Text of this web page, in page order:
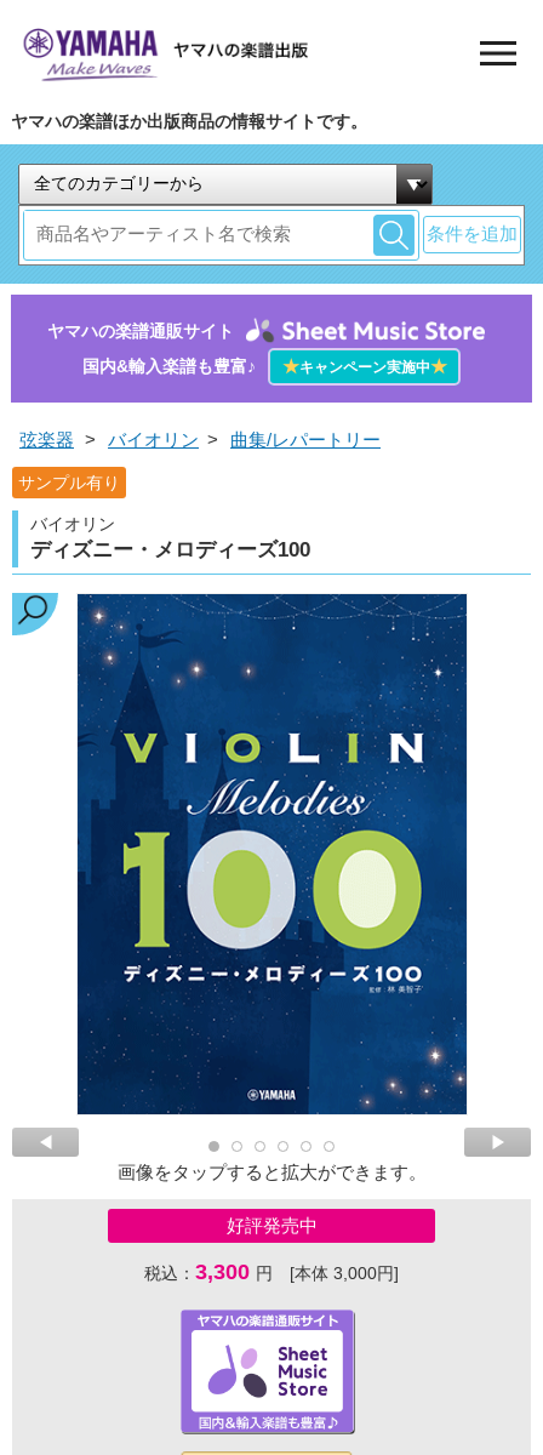
ヤマハの楽譜ほか出版商品の情報サイトです。
条件を追加
ヤマハの楽譜通販サイト
国内&輸入楽譜も豊富♪
★キャンペーン実施中★
弦楽器 > バイオリン > 曲集/レパートリー
サンプル有り
バイオリン
ディズニー・メロディーズ100
画像をタップすると拡大ができます。
好評発売中
税込： 3,300 円 [本体 3,000円]